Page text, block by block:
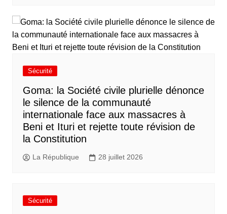
Sécurité
Goma: la Société civile plurielle dénonce
le silence de la communauté
internationale face aux massacres à
Beni et Ituri et rejette toute révision de
la Constitution
La République 28 juillet 2026
Sécurité